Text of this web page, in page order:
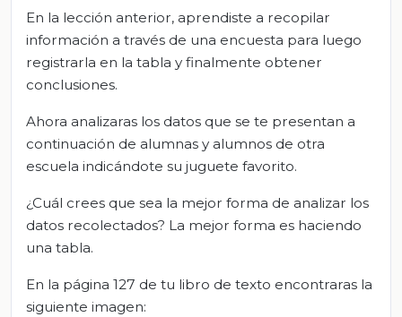
En la lección anterior, aprendiste a recopilar
información a través de una encuesta para luego
registrarla en la tabla y finalmente obtener
conclusiones.
Ahora analizaras los datos que se te presentan a
continuación de alumnas y alumnos de otra
escuela indicándote su juguete favorito.
¿Cuál crees que sea la mejor forma de analizar los
datos recolectados? La mejor forma es haciendo
una tabla.
En la página 127 de tu libro de texto encontraras la
siguiente imagen: